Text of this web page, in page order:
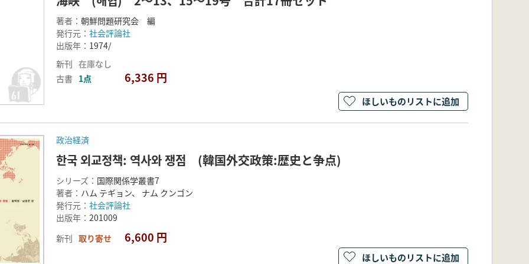
著者： 朝鮮問題研究会 編
発行元： 社会評論社
出版年： 1974/
新刊 在庫なし
古書 1点 6,336 円
ほしいものリストに追加
政治経済
한국 외교정책: 역사와 쟁점 (韓国外交政策:歴史と争点)
シリーズ： 国際関係学叢書7
著者： ハム テギョン、 ナム クンゴン
発行元： 社会評論社
出版年： 201009
新刊 取り寄せ 6,600 円
ほしいものリストに追加